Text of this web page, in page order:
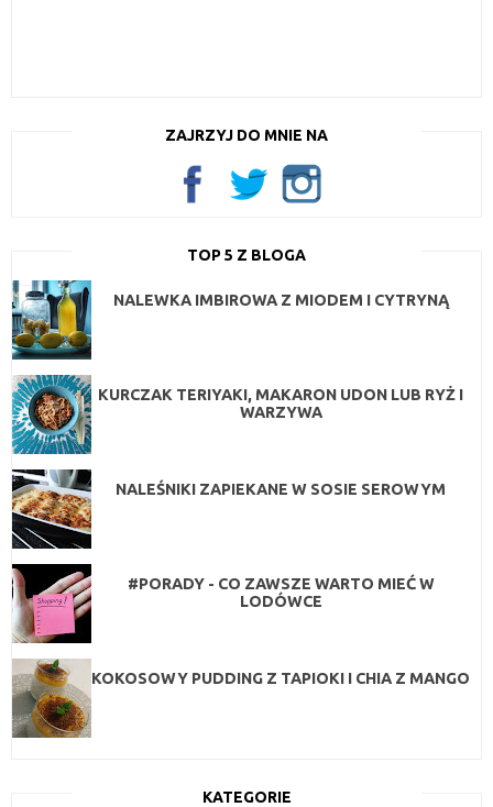
ZAJRZYJ DO MNIE NA
TOP 5 Z BLOGA
NALEWKA IMBIROWA Z MIODEM I CYTRYNĄ
KURCZAK TERIYAKI, MAKARON UDON LUB RYŻ I
WARZYWA
NALEŚNIKI ZAPIEKANE W SOSIE SEROWYM
#PORADY - CO ZAWSZE WARTO MIEĆ W
LODÓWCE
KOKOSOWY PUDDING Z TAPIOKI I CHIA Z MANGO
KATEGORIE